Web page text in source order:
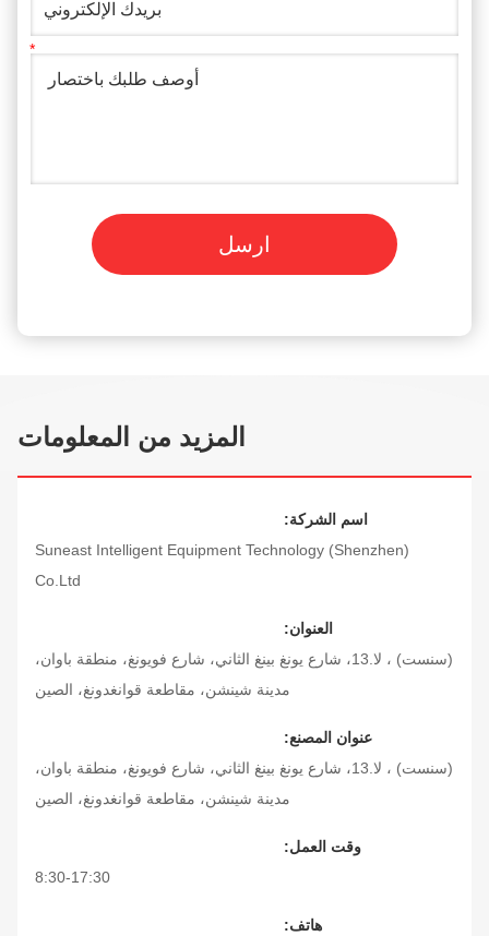
ارسل
المزيد من المعلومات
اسم الشركة:
Suneast Intelligent Equipment Technology (Shenzhen)
Co.Ltd
العنوان:
(سنست) ، لا.13، شارع يونغ بينغ الثاني، شارع فويونغ، منطقة باوان،
مدينة شينشن، مقاطعة قوانغدونغ، الصين
عنوان المصنع:
(سنست) ، لا.13، شارع يونغ بينغ الثاني، شارع فويونغ، منطقة باوان،
مدينة شينشن، مقاطعة قوانغدونغ، الصين
وقت العمل:
8:30-17:30
هاتف: